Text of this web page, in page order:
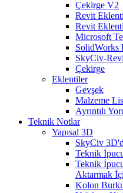
Çekirge V2
Revit
Revit
Microsoft
SolidWorks
SkyCiv-
Çekirge
Eklentiler
Gevşek
Malzeme
Ayrıntılı
Teknik Notlar
Yapısal 3D
SkyCiv
Teknik
Teknik
Aktarmak
Kolon